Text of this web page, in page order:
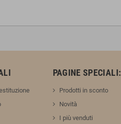
PAGINE SPECIALI:
Prodotti in sconto
Novità
I più venduti